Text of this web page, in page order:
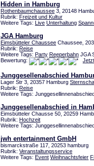
Hidden in Hamburg
Rothenbaumchaussee 3, 20148
Rubrik: Freizeit und Kultur
Weitere Tags: Live Unterhaltung
JGA Hamburg
Eimsbütteler Chaussee Chaussee,
Rubrik: Reise
Weitere Tags: Party Reeperbahn JGA
Bewertung:
Junggesellenabschied
Lager Str 3, 20357 Hamburg
Rubrik: Reise
Weitere Tags:
Junggesellenabschied in
Eimsbütteler Chausse 50, 20259
Rubrik: Hochzeit
Weitere Tags:
jwh entertainment GmbH
bismarckstraße 117, 20253 hamburg
Rubrik: Veranstaltungsservice
Weitere Tags: Event Weihnachtsfeier